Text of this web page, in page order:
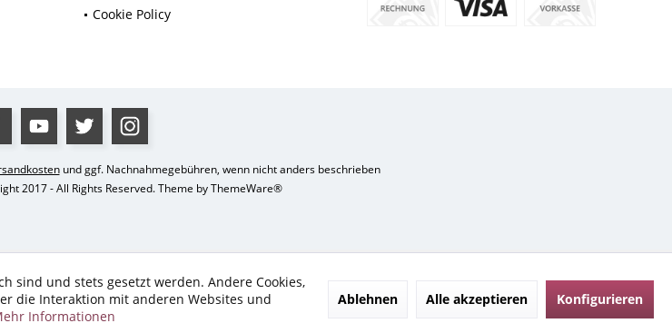
Cookie Policy
und ggf. Nachnahmegebühren, wenn nicht anders beschrieben
2017 - All Rights Reserved. Theme byThemeWare®
sind und stets gesetzt werden. Andere Cookies,
die Interaktion mit anderen Websites und
Informationen
Ablehnen Alle akzeptieren Konfigurieren